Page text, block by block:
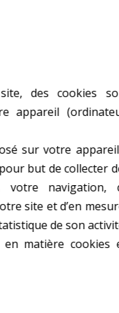
3 Mètres,
ET
des cookies
appareil
sur votre
but de collecter
votre navigation,
site et d’en
de son
matière cookies